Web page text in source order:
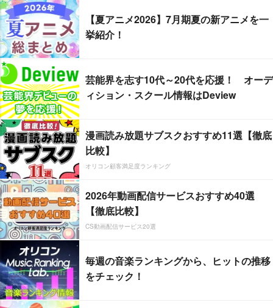
【夏アニメ2026】7月期夏の新アニメを一
挙紹介！
芸能界を志す10代～20代を応援！ オーデ
ィション・スクール情報はDeview
漫画読み放題サブスクおすすめ11選【徹底
比較】
オリコン顧客満足度ランキング
2026年動画配信サービスおすすめ40選
【徹底比較】
CS動画配信サービス20選
毎週の音楽ランキングから、ヒットの推移
をチェック！